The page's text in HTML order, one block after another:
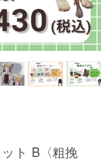
ト B〈粗挽